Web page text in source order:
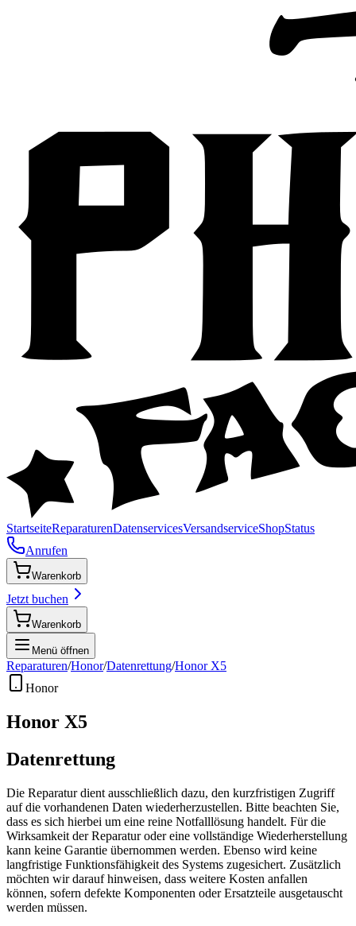
StartseiteReparaturenDatenservicesVersandserviceShopStatus
Anrufen
Warenkorb
Jetzt buchen
Warenkorb
Menü öffnen
Reparaturen/Honor/Datenrettung/Honor X5
Honor
Honor X5
Datenrettung
Die Reparatur dient ausschließlich dazu, den kurzfristigen Zugriff
auf die vorhandenen Daten wiederherzustellen. Bitte beachten Sie,
dass es sich hierbei um eine reine Notfalllösung handelt. Für die
Wirksamkeit der Reparatur oder eine vollständige Wiederherstellung
kann keine Garantie übernommen werden. Ebenso wird keine
langfristige Funktionsfähigkeit des Systems zugesichert. Zusätzlich
möchten wir darauf hinweisen, dass weitere Kosten anfallen
können, sofern defekte Komponenten oder Ersatzteile ausgetauscht
werden müssen.